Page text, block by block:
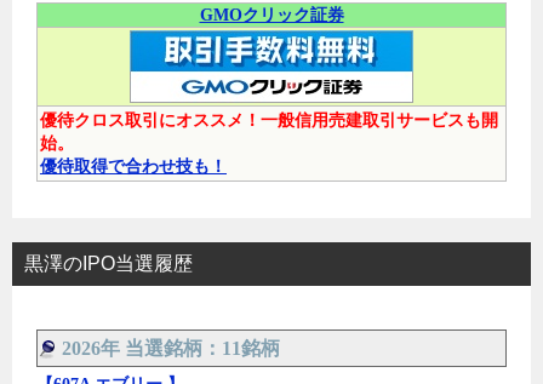
GMOクリック証券
優待クロス取引にオススメ！一般信用売建取引サービスも開
始。
優待取得で合わせ技も！
黒澤のIPO当選履歴
2026年 当選銘柄：11銘柄